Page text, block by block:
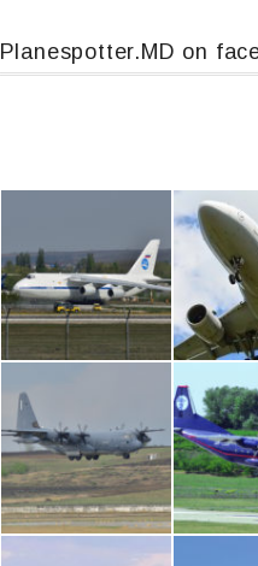
Planespotter.MD on
An124, RA-82013